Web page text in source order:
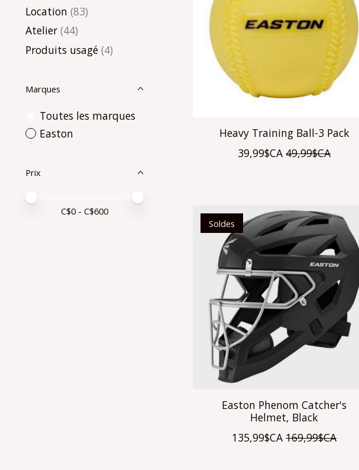
Location (83)
Atelier (44)
Produits usagé (4)
Marques
Toutes les marques
Easton
Prix
Prix minimum
Price maximum value
C$0 - C$600
Heavy Training Ball-3 Pack
39,99$CA 49,99$CA
Soldes
Easton Phenom Catcher's
Helmet, Black
135,99$CA 169,99$CA